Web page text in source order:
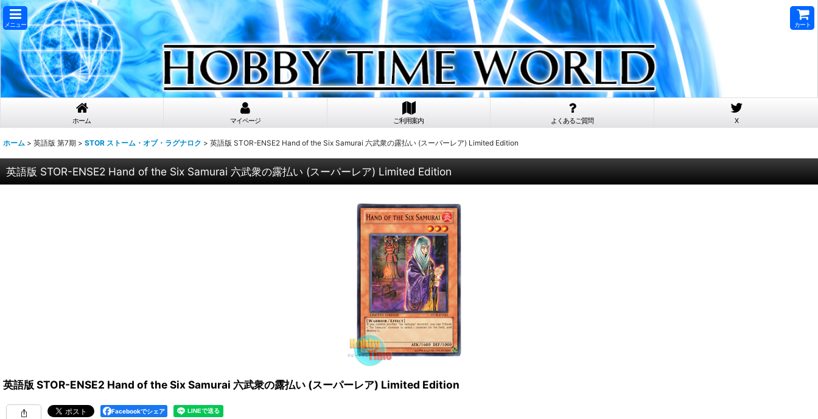
メニュー カート
ホーム マイページ ご利用案内 よくあるご質問 X
ホーム > 英語版 第7期 > STOR ストーム・オブ・ラグナロク > 英語版 STOR-ENSE2 Hand of the Six Samurai 六武衆の露払い (スーパーレア) Limited Edition
英語版 STOR-ENSE2 Hand of the Six Samurai 六武衆の露払い (スーパーレア) Limited Edition
英語版 STOR-ENSE2 Hand of the Six Samurai 六武衆の露払い (スーパーレア) Limited Edition
Facebookでシェア